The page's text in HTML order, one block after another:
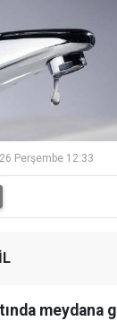
Perşembe 12:33
meydana